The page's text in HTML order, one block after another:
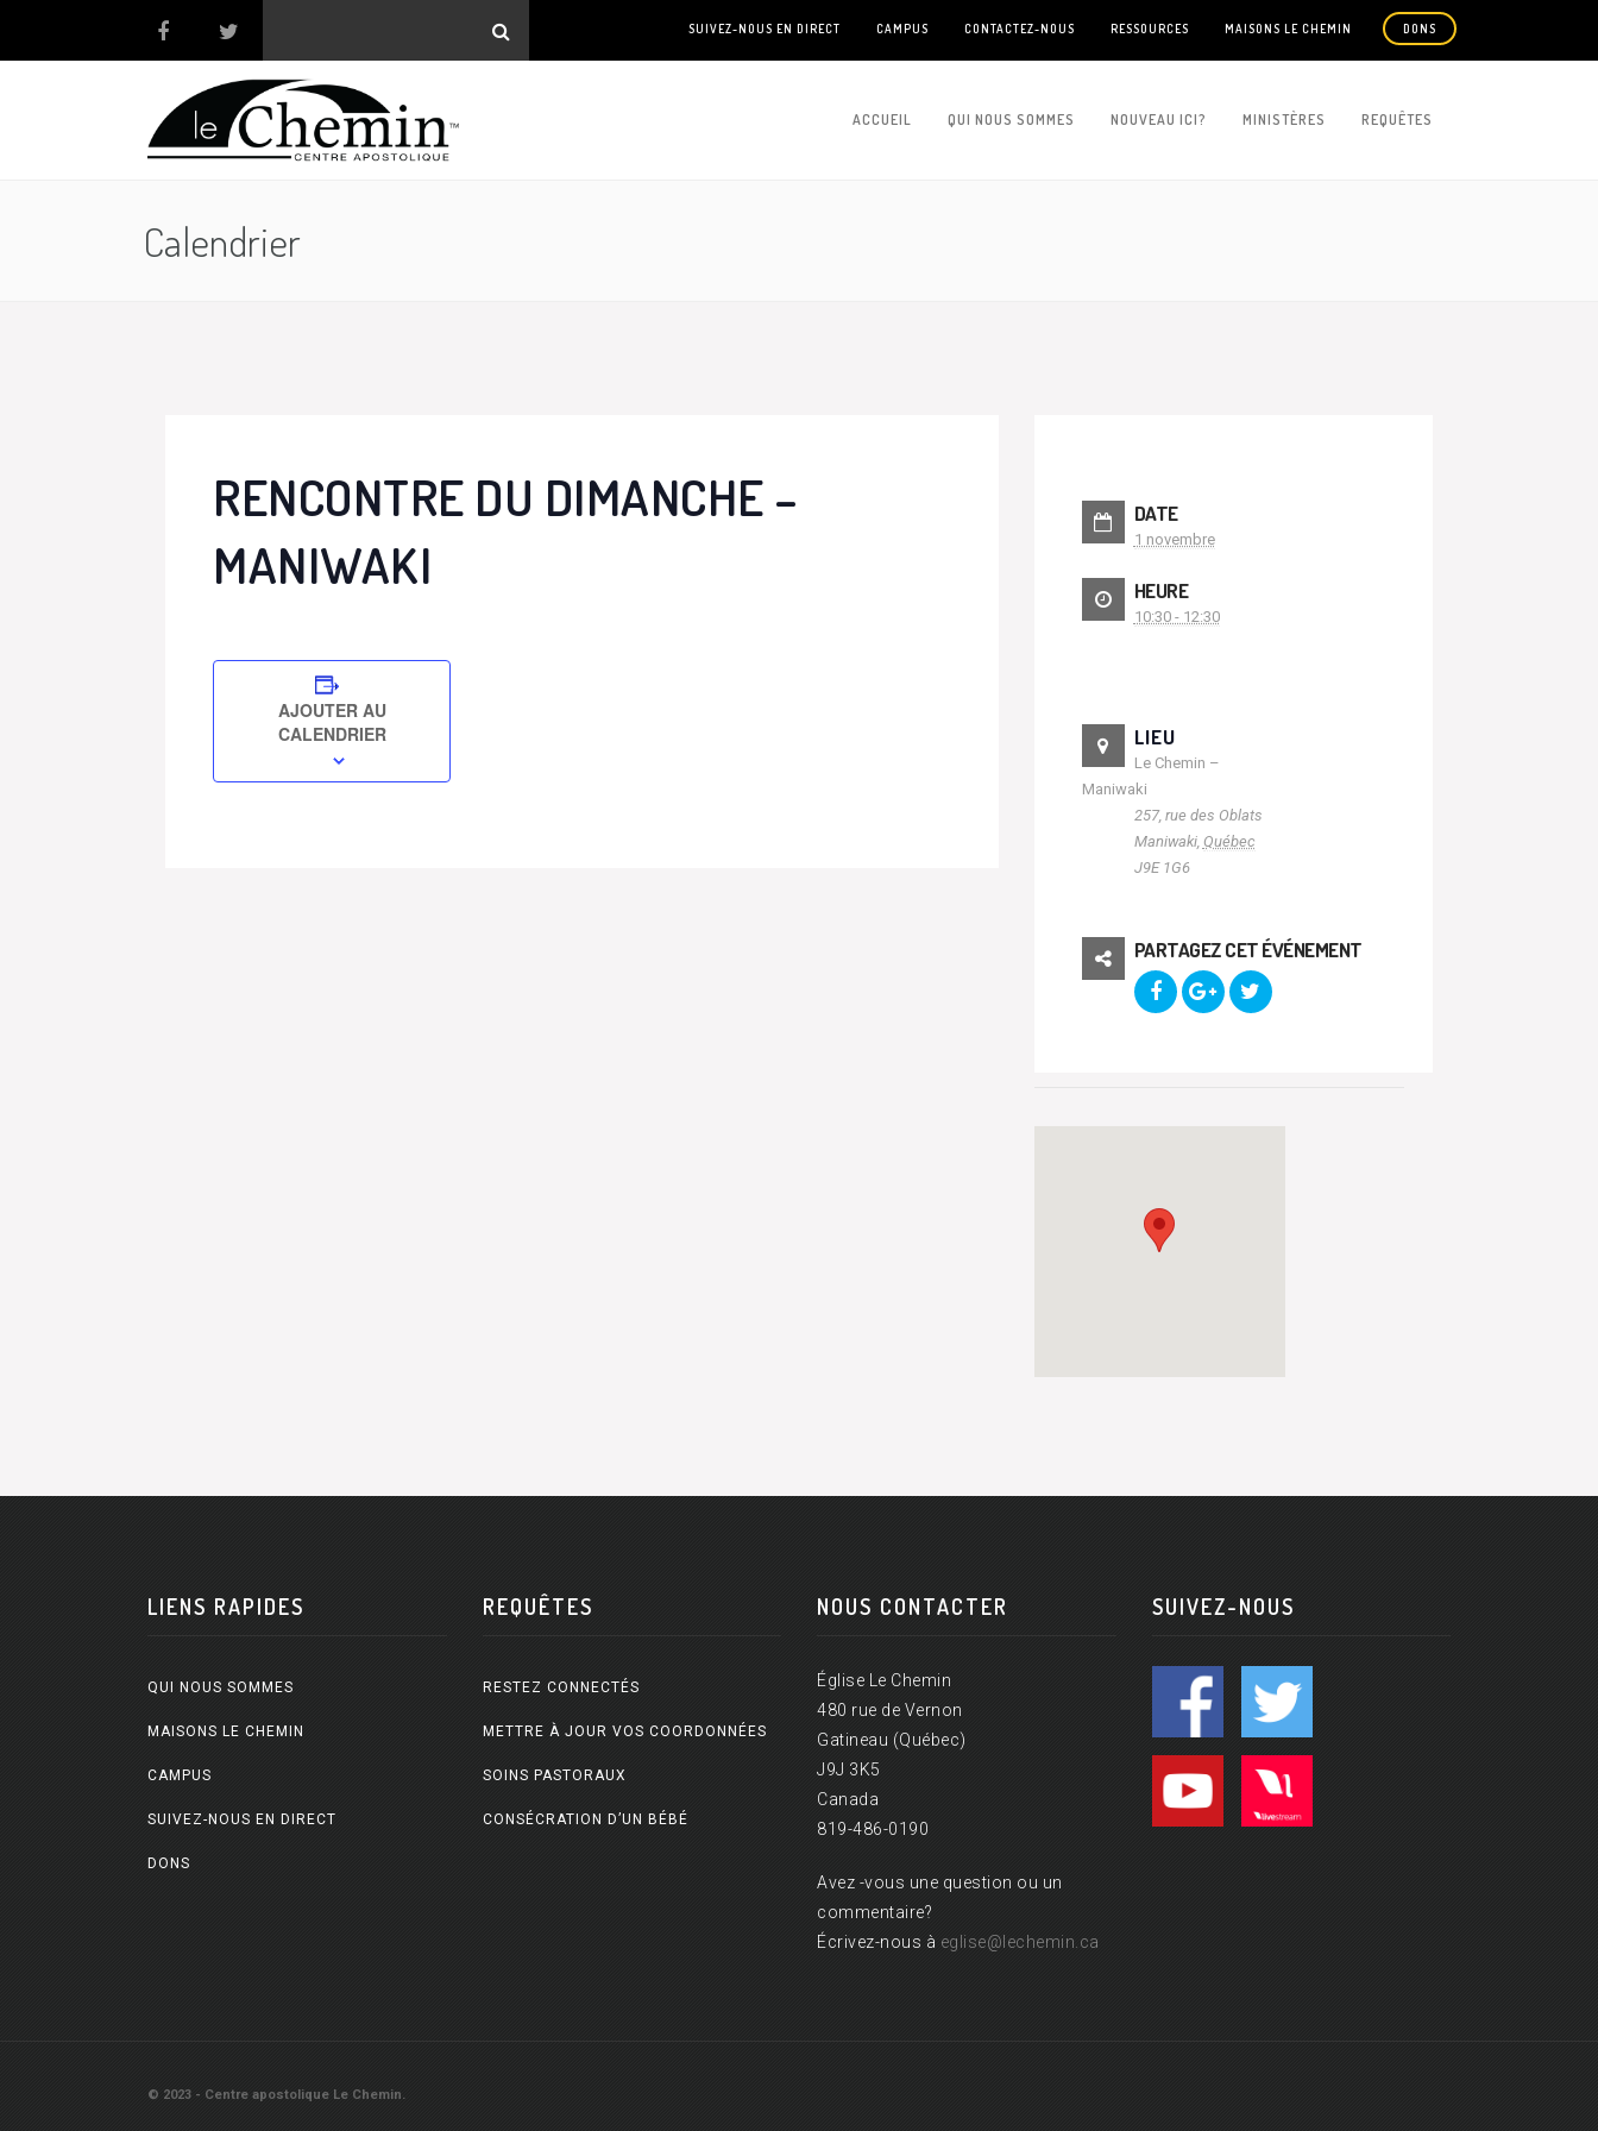
SUIVEZ-NOUS EN DIRECT CAMPUS CONTACTEZ-NOUS RESSOURCES MAISONS LE CHEMIN DONS
ACCUEIL QUI NOUS SOMMES NOUVEAU ICI? MINISTÈRES REQUÊTES
Calendrier
RENCONTRE DU DIMANCHE –
MANIWAKI
AJOUTER AU
CALENDRIER
DATE
1 novembre
HEURE
10:30 - 12:30
LIEU
Le Chemin –
Maniwaki
257, rue des Oblats
Maniwaki, Québec
J9E 1G6
PARTAGEZ CET ÉVÉNEMENT
LIENS RAPIDES
QUI NOUS SOMMES
MAISONS LE CHEMIN
CAMPUS
SUIVEZ-NOUS EN DIRECT
DONS
REQUÊTES
RESTEZ CONNECTÉS
METTRE À JOUR VOS COORDONNÉES
SOINS PASTORAUX
CONSÉCRATION D’UN BÉBÉ
NOUS CONTACTER
Église Le Chemin
480 rue de Vernon
Gatineau (Québec)
J9J 3K5
Canada
819-486-0190
Avez -vous une question ou un
commentaire?
Écrivez-nous à eglise@lechemin.ca
SUIVEZ-NOUS
© 2023 - Centre apostolique Le Chemin.